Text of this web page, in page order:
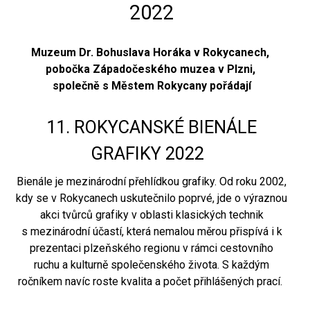
2022
Muzeum Dr. Bohuslava Horáka v Rokycanech,
pobočka Západočeského muzea v Plzni,
společně s Městem Rokycany pořádají
11. ROKYCANSKÉ BIENÁLE
GRAFIKY 2022
Bienále je mezinárodní přehlídkou grafiky. Od roku 2002,
kdy se v Rokycanech uskutečnilo poprvé, jde o výraznou
akci tvůrců grafiky v oblasti klasických technik
s mezinárodní účastí, která nemalou měrou přispívá i k
prezentaci plzeňského regionu v rámci cestovního
ruchu a kulturně společenského života. S každým
ročníkem navíc roste kvalita a počet přihlášených prací.